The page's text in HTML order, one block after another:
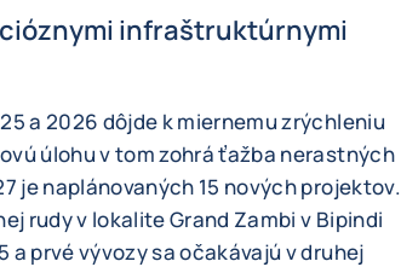
infraštruktúrnymi
a 2026 dôjde k miernemu zrýchleniu
úlohu v tom zohrá ťažba nerastných
je naplánovaných 15 nových projektov.
rudy v lokalite Grand Zambi v Bipindi
prvé vývozy sa očakávajú v druhej